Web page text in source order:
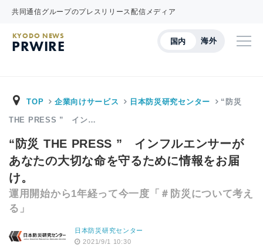
共同通信グループのプレスリリース配信メディア
国内 海外
KYODO NEWS
PRWIRE
TOP 企業向けサービス 日本防災研究センター “防災
THE PRESS ” イン…
“防災 THE PRESS ” インフルエンサーが
あなたの大切な命を守るために情報をお届
け。
運用開始から1年経って今一度「＃防災について考え
る」
日本防災研究センター
2021/9/1 10:30